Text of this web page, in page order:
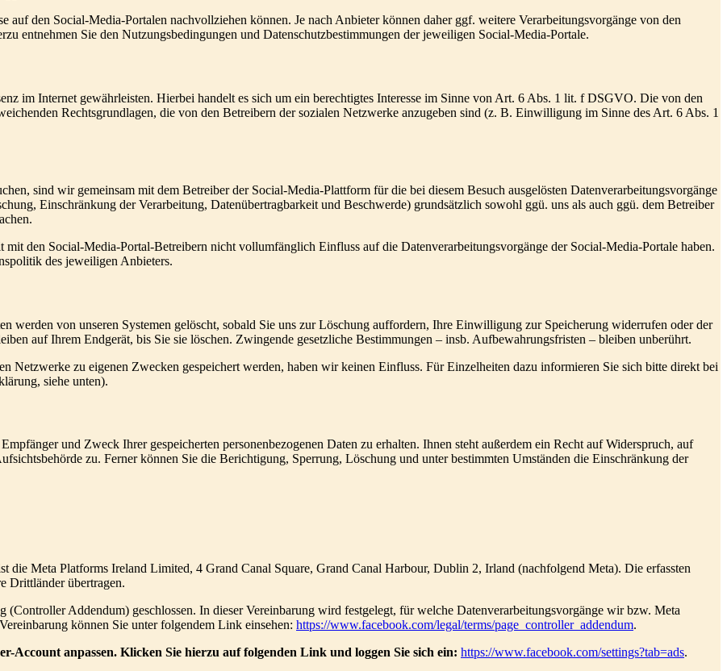
auf den Social-Media-Portalen nachvollziehen können. Je nach Anbieter können daher ggf. weitere Verarbeitungsvorgänge von den
entnehmen Sie den Nutzungsbedingungen und Datenschutzbestimmungen der jeweiligen Social-Media-Portale.
im Internet gewährleisten. Hierbei handelt es sich um ein berechtigtes Interesse im Sinne von Art. 6 Abs. 1 lit. f DSGVO. Die von den
Rechtsgrundlagen, die von den Betreibern der sozialen Netzwerke anzugeben sind (z. B. Einwilligung im Sinne des Art. 6 Abs. 1
sind wir gemeinsam mit dem Betreiber der Social-Media-Plattform für die bei diesem Besuch ausgelösten Datenverarbeitungsvorgänge
Einschränkung der Verarbeitung, Datenübertragbarkeit und Beschwerde) grundsätzlich sowohl ggü. uns als auch ggü. dem Betreiber
den Social-Media-Portal-Betreibern nicht vollumfänglich Einfluss auf die Datenverarbeitungsvorgänge der Social-Media-Portale haben.
des jeweiligen Anbieters.
werden von unseren Systemen gelöscht, sobald Sie uns zur Löschung auffordern, Ihre Einwilligung zur Speicherung widerrufen oder der
auf Ihrem Endgerät, bis Sie sie löschen. Zwingende gesetzliche Bestimmungen – insb. Aufbewahrungsfristen – bleiben unberührt.
Netzwerke zu eigenen Zwecken gespeichert werden, haben wir keinen Einfluss. Für Einzelheiten dazu informieren Sie sich bitte direkt bei
siehe unten).
und Zweck Ihrer gespeicherten personenbezogenen Daten zu erhalten. Ihnen steht außerdem ein Recht auf Widerspruch, auf
zu. Ferner können Sie die Berichtigung, Sperrung, Löschung und unter bestimmten Umständen die Einschränkung der
die Meta Platforms Ireland Limited, 4 Grand Canal Square, Grand Canal Harbour, Dublin 2, Irland (nachfolgend Meta). Die erfassten
Drittländer übertragen.
(Controller Addendum) geschlossen. In dieser Vereinbarung wird festgelegt, für welche Datenverarbeitungsvorgänge wir bzw. Meta
können Sie unter folgendem Link einsehen: https://www.facebook.com/legal/terms/page_controller_addendum.
Account anpassen. Klicken Sie hierzu auf folgenden Link und loggen Sie sich ein: https://www.facebook.com/settings?tab=ads.